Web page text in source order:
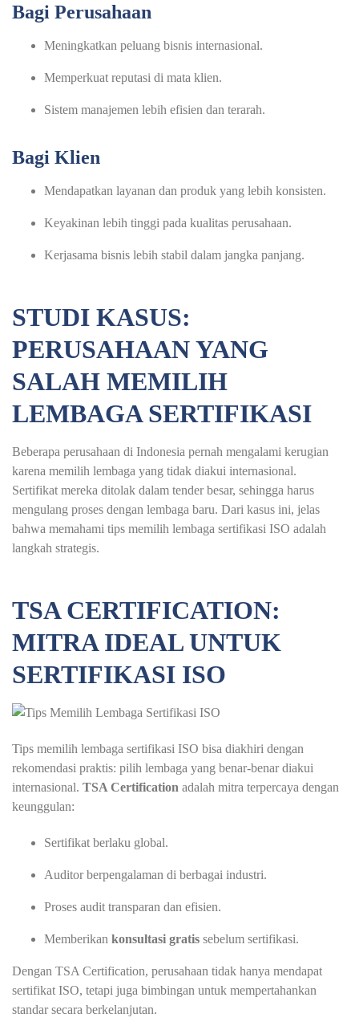
Bagi Perusahaan
Meningkatkan peluang bisnis internasional.
Memperkuat reputasi di mata klien.
Sistem manajemen lebih efisien dan terarah.
Bagi Klien
Mendapatkan layanan dan produk yang lebih konsisten.
Keyakinan lebih tinggi pada kualitas perusahaan.
Kerjasama bisnis lebih stabil dalam jangka panjang.
STUDI KASUS:
PERUSAHAAN YANG
SALAH MEMILIH
LEMBAGA SERTIFIKASI
Beberapa perusahaan di Indonesia pernah mengalami kerugian
karena memilih lembaga yang tidak diakui internasional.
Sertifikat mereka ditolak dalam tender besar, sehingga harus
mengulang proses dengan lembaga baru. Dari kasus ini, jelas
bahwa memahami tips memilih lembaga sertifikasi ISO adalah
langkah strategis.
TSA CERTIFICATION:
MITRA IDEAL UNTUK
SERTIFIKASI ISO
Tips memilih lembaga sertifikasi ISO bisa diakhiri dengan
rekomendasi praktis: pilih lembaga yang benar-benar diakui
internasional. TSA Certification adalah mitra terpercaya dengan
keunggulan:
Sertifikat berlaku global.
Auditor berpengalaman di berbagai industri.
Proses audit transparan dan efisien.
Memberikan konsultasi gratis sebelum sertifikasi.
Dengan TSA Certification, perusahaan tidak hanya mendapat
sertifikat ISO, tetapi juga bimbingan untuk mempertahankan
standar secara berkelanjutan.